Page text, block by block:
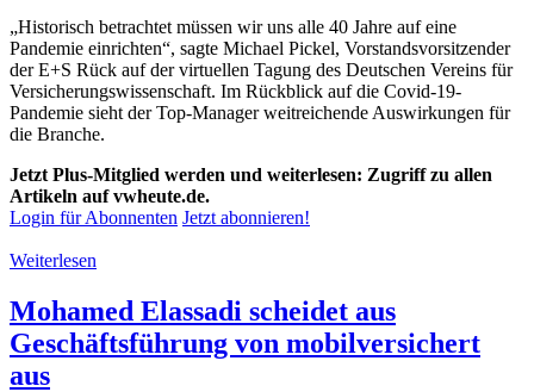
„Historisch betrachtet müssen wir uns alle 40 Jahre auf eine
Pandemie einrichten“, sagte Michael Pickel, Vorstandsvorsitzender
der E+S Rück auf der virtuellen Tagung des Deutschen Vereins für
Versicherungswissenschaft. Im Rückblick auf die Covid-19-
Pandemie sieht der Top-Manager weitreichende Auswirkungen für
die Branche.
Jetzt Plus-Mitglied werden und weiterlesen: Zugriff zu allen
Artikeln auf vwheute.de.
Login für Abonnenten Jetzt abonnieren!
Weiterlesen
Mohamed Elassadi scheidet aus
Geschäftsführung von mobilversichert
aus